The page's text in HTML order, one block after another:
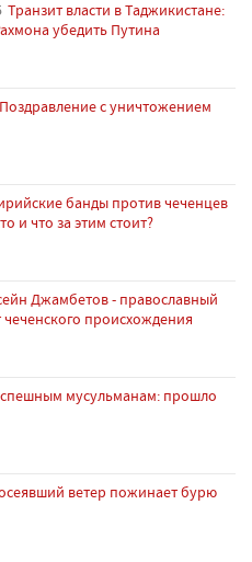
Транзит власти в Таджикистане:
убедить Путина
Поздравление с уничтожением
банды против чеченцев
и что за этим стоит?
Джамбетов - православный
чеченского происхождения
мусульманам: прошло
ветер пожинает бурю